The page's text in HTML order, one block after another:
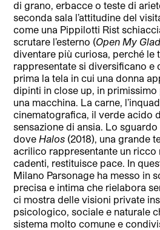
di grano, erbacce o teste di
seconda sala l’attitudine del
come una Pippilotti Rist
scrutare l’esterno (Open My
diventare più curiosa, perché le
rappresentate si diversificano e
prima la tela in cui una donna
dipinti in close up, in
una macchina. La carne,
cinematografica, il verde acido
sensazione di ansia. Lo
dove Halos (2018), una grande
acrilico rappresentante un ricco
cadenti, restituisce pace. In
Milano Parsonage ha messo in
precisa e intima che rielabora
ci mostra delle visioni private
psicologico, sociale e naturale
sistema molto comune e